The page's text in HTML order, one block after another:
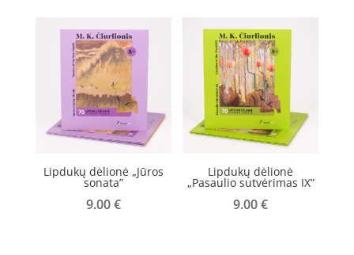
Lipdukų dėlionė „Jūros
sonata”
9.00€
Lipdukų dėlionė
„Pasaulio sutvėrimas IX”
9.00€